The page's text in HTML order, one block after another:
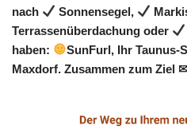
nach
Sonnensegel,
Terrassenüberdachung oder
haben:
SunFurl, Ihr Taunus-
Maxdorf. Zusammen zum Ziel